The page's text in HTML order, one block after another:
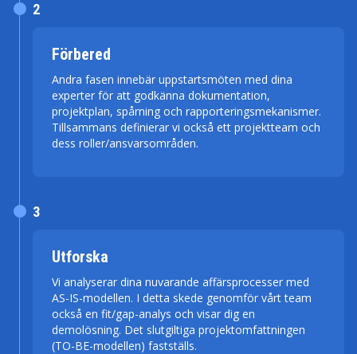
Förbered
Andra fasen innebär uppstartsmöten med dina
experter för att godkänna dokumentation,
projektplan, spårning och rapporteringsmekanismer.
Tillsammans definierar vi också ett projektteam och
dess roller/ansvarsområden.
2
Utforska
Vi analyserar dina nuvarande affärsprocesser med
AS-IS-modellen. I detta skede genomför vårt team
också en fit/gap-analys och visar dig en
demolösning. Det slutgiltiga projektomfattningen
(TO-BE-modellen) fastställs.
3